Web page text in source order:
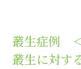
叢生症例
叢生に対す